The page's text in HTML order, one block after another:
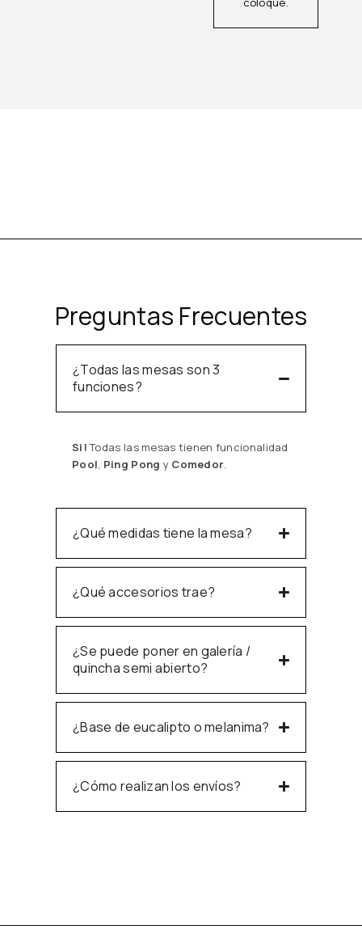
Preguntas Frecuentes
¿Todas las mesas son 3
funciones?
Si!Todas las mesas tienen funcionalidad
Pool, Ping Pong y Comedor.
¿Qué medidas tiene la mesa?
¿Qué accesorios trae?
¿Se puede poner en galería /
quincha semi abierto?
¿Base de eucalipto o melanima?
¿Cómo realizan los envíos?